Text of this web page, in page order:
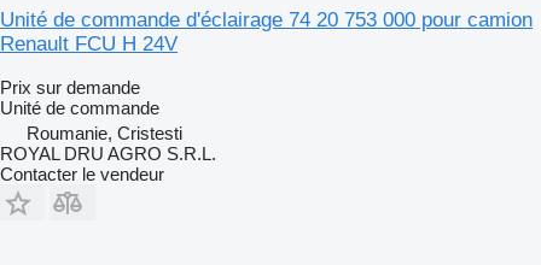
Unité de commande d'éclairage 74 20 753 000 pour camion
Renault FCU H 24V
Prix sur demande
Unité de commande
Roumanie, Cristesti
ROYAL DRU AGRO S.R.L.
Contacter le vendeur